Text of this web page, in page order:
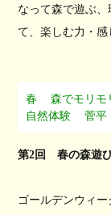
なって森で遊ぶ
て、楽しむ力・感
春 森でモリモ
自然体験
菅平
第2回 春の森遊
ゴールデンウィ